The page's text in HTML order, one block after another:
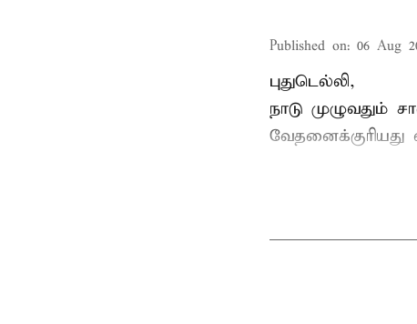
Published on: 06 Aug
புதுடெல்லி,
நாடு முழுவதும்